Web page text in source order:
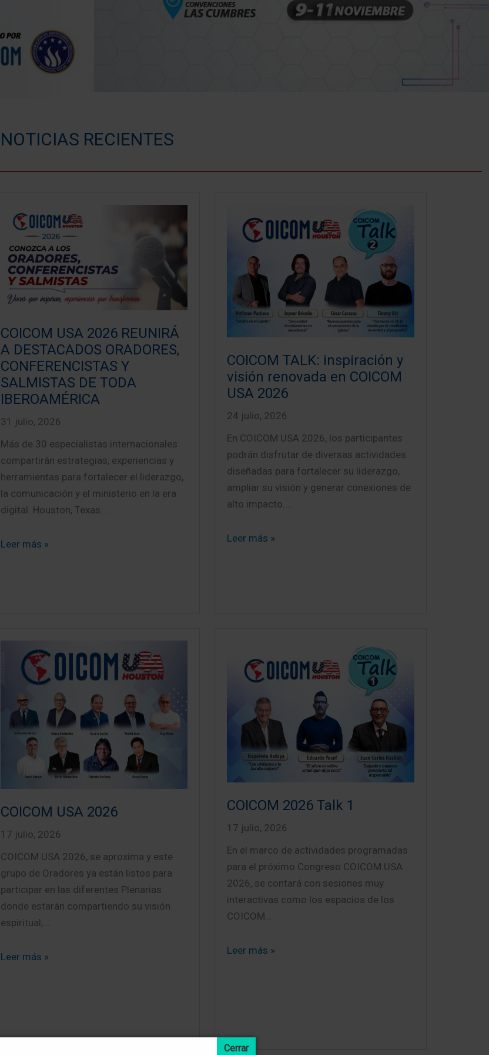
NOTICIAS RECIENTES
COICOM USA 2026 REUNIRÁ
A DESTACADOS ORADORES,
CONFERENCISTAS Y
SALMISTAS DE TODA
IBEROAMÉRICA
31 julio, 2026
Más de 30 especialistas internacionales
compartirán estrategias, experiencias y
herramientas para fortalecer el liderazgo,
la comunicación y el ministerio en la era
digital. Houston, Texas.…
Leer más »
COICOM TALK: inspiración y
visión renovada en COICOM
USA 2026
24 julio, 2026
En COICOM USA 2026, los participantes
podrán disfrutar de diversas actividades
diseñadas para fortalecer su liderazgo,
ampliar su visión y generar conexiones de
alto impacto.…
Leer más »
COICOM USA 2026
17 julio, 2026
COICOM USA 2026, se aproxima y este
grupo de Oradores ya están listos para
participar en las diferentes Plenarias
donde estarán compartiendo su visión
espiritual,…
Leer más »
COICOM 2026 Talk 1
17 julio, 2026
En el marco de actividades programadas
para el próximo Congreso COICOM USA
2026, se contará con sesiones muy
interactivas como los espacios de los
COICOM…
Leer más »